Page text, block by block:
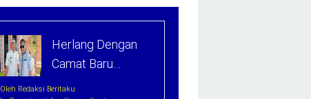
Herlang Dengan
Camat Baru…
Oleh Redaksi Beritaku